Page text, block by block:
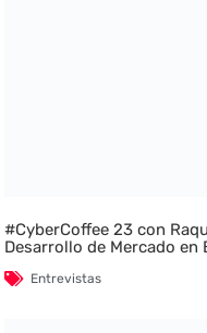
#CyberCoffee 23 con
Desarrollo de Mercado
Entrevistas